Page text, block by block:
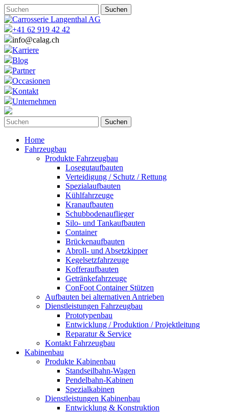
+41 62 919 42 42
info@calag.ch
Karriere
Blog
Partner
Occasionen
Kontakt
Unternehmen
Home
Fahrzeugbau
Produkte Fahrzeugbau
Losegutaufbauten
Verteidigung / Schutz / Rettung
Spezialaufbauten
Kühlfahrzeuge
Kranaufbauten
Schubbodenauflieger
Silo- und Tankaufbauten
Container
Brückenaufbauten
Abroll- und Absetzkipper
Kegelsetzfahrzeuge
Kofferaufbauten
Getränkefahrzeuge
ConFoot Container Stützen
Aufbauten bei alternativen Antrieben
Dienstleistungen Fahrzeugbau
Prototypenbau
Entwicklung / Produktion / Projektleitung
Reparatur & Service
Kontakt Fahrzeugbau
Kabinenbau
Produkte Kabinenbau
Standseilbahn-Wagen
Pendelbahn-Kabinen
Spezialkabinen
Dienstleistungen Kabinenbau
Entwicklung & Konstruktion